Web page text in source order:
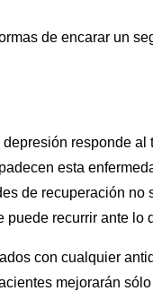
de encarar un
responde
esta
de recuperación
recurrir ante lo
con cualquier
mejorarán